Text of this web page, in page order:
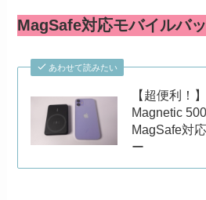
MagSafe対応モバイルバ
あわせて読みたい
【超便利！
Magnetic
MagSafe対
ー